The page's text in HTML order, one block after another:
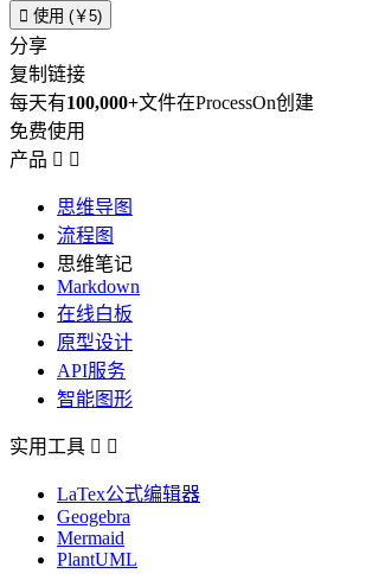
 使用 (￥5)
分享
复制链接
每天有100,000+文件在ProcessOn创建
免费使用
产品  
思维导图
流程图
思维笔记
Markdown
在线白板
原型设计
API服务
智能图形
实用工具  
LaTex公式编辑器
Geogebra
Mermaid
PlantUML